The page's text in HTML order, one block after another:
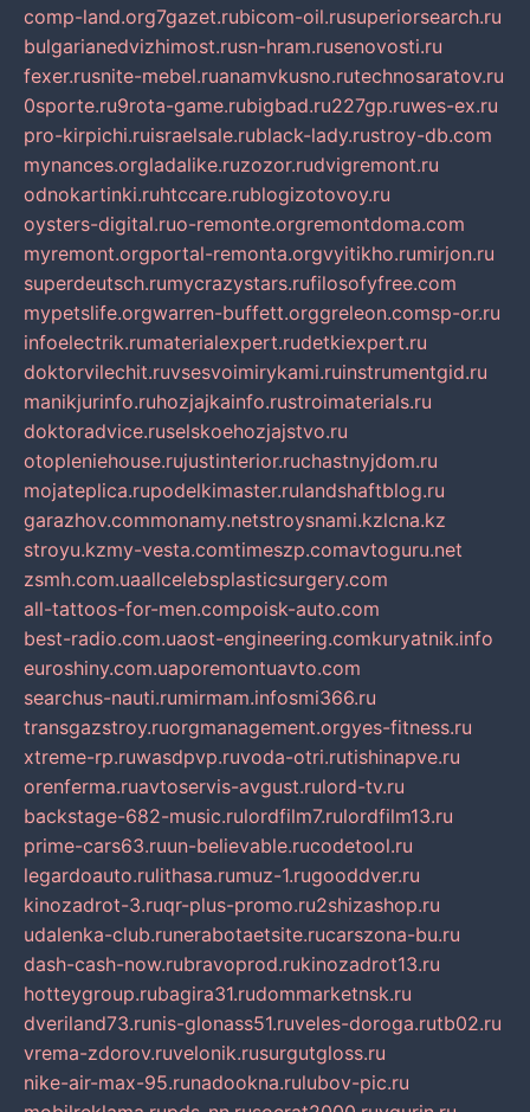
comp-land.org7gazet.rubicom-oil.rusuperiorsearch.ru
bulgarianedvizhimost.rusn-hram.rusenovosti.ru
fexer.rusnite-mebel.ruanamvkusno.rutechnosaratov.ru
0sporte.ru9rota-game.rubigbad.ru227gp.ruwes-ex.ru
pro-kirpichi.ruisraelsale.rublack-lady.rustroy-db.com
mynances.orgladalike.ruzozor.rudvigremont.ru
odnokartinki.ruhtccare.rublogizotovoy.ru
oysters-digital.ruo-remonte.orgremontdoma.com
myremont.orgportal-remonta.orgvyitikho.rumirjon.ru
superdeutsch.rumycrazystars.rufilosofyfree.com
mypetslife.orgwarren-buffett.orggreleon.comsp-or.ru
infoelectrik.rumaterialexpert.rudetkiexpert.ru
doktorvilechit.ruvsesvoimirykami.ruinstrumentgid.ru
manikjurinfo.ruhozjajkainfo.rustroimaterials.ru
doktoradvice.ruselskoehozjajstvo.ru
otopleniehouse.rujustinterior.ruchastnyjdom.ru
mojateplica.rupodelkimaster.rulandshaftblog.ru
garazhov.commonamy.netstroysnami.kzlcna.kz
stroyu.kzmy-vesta.comtimeszp.comavtoguru.net
zsmh.com.uaallcelebsplasticsurgery.com
all-tattoos-for-men.compoisk-auto.com
best-radio.com.uaost-engineering.comkuryatnik.info
euroshiny.com.uaporemontuavto.com
searchus-nauti.rumirmam.infosmi366.ru
transgazstroy.ruorgmanagement.orgyes-fitness.ru
xtreme-rp.ruwasdpvp.ruvoda-otri.rutishinapve.ru
orenferma.ruavtoservis-avgust.rulord-tv.ru
backstage-682-music.rulordfilm7.rulordfilm13.ru
prime-cars63.ruun-believable.rucodetool.ru
legardoauto.rulithasa.rumuz-1.rugooddver.ru
kinozadrot-3.ruqr-plus-promo.ru2shizashop.ru
udalenka-club.runerabotaetsite.rucarszona-bu.ru
dash-cash-now.rubravoprod.rukinozadrot13.ru
hotteygroup.rubagira31.rudommarketnsk.ru
dveriland73.runis-glonass51.ruveles-doroga.rutb02.ru
vrema-zdorov.ruvelonik.rusurgutgloss.ru
nike-air-max-95.runadookna.rulubov-pic.ru